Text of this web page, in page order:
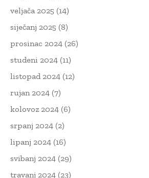
veljača 2025 (14)
siječanj 2025 (8)
prosinac 2024 (26)
studeni 2024 (11)
listopad 2024 (12)
rujan 2024 (7)
kolovoz 2024 (6)
srpanj 2024 (2)
lipanj 2024 (16)
svibanj 2024 (29)
travanj 2024 (23)